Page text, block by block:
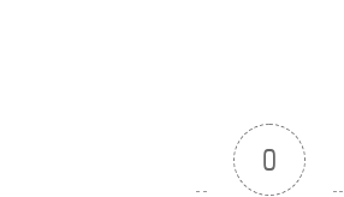
0